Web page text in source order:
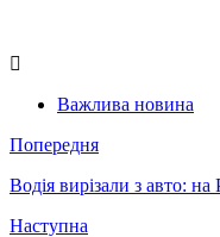
Важлива новина
Попередня
Водія вирізали з авто:
Наступна